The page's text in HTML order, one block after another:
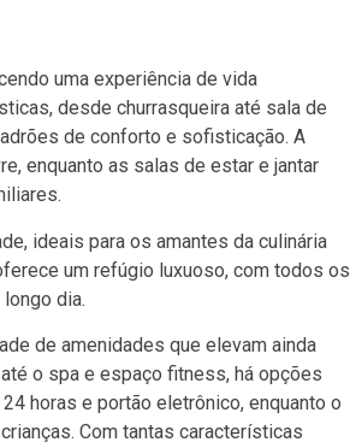
uma experiência de vida
desde churrasqueira até sala de
de conforto e sofisticação. A
enquanto as salas de estar e jantar
ideais para os amantes da culinária
um refúgio luxuoso, com todos os
dia.
de amenidades que elevam ainda
o spa e espaço fitness, há opções
horas e portão eletrônico, enquanto o
Com tantas características